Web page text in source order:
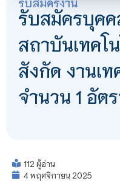
รับสมัครบุคค
สถาบันเทคโ
สังกัด งานเท
จำนวน 1 อัต
112 ผู้อ่าน
4 พฤศจิกายน 2025